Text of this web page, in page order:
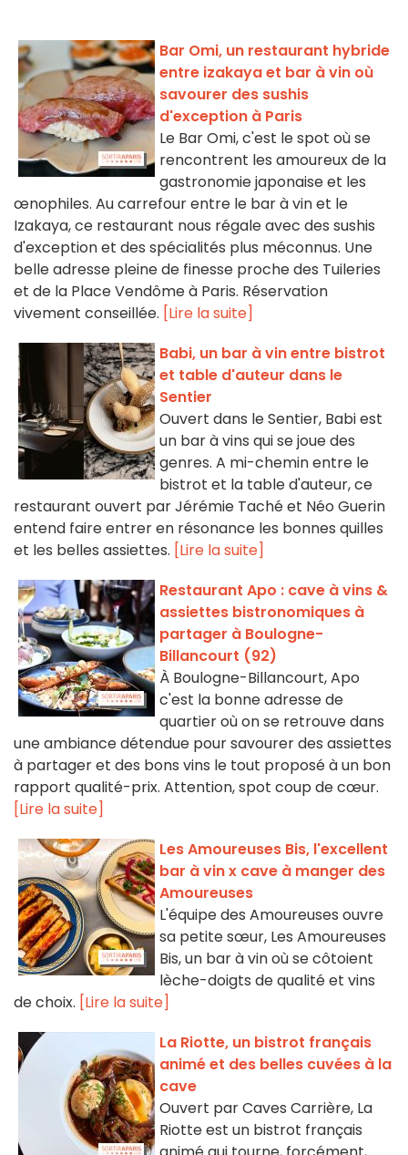
Bar Omi, un restaurant hybride
entre izakaya et bar à vin où
savourer des sushis
d'exception à Paris
Le Bar Omi, c'est le spot où se
rencontrent les amoureux de la
gastronomie japonaise et les
œnophiles. Au carrefour entre le bar à vin et le
Izakaya, ce restaurant nous régale avec des sushis
d'exception et des spécialités plus méconnus. Une
belle adresse pleine de finesse proche des Tuileries
et de la Place Vendôme à Paris. Réservation
vivement conseillée. [Lire la suite]
Babi, un bar à vin entre bistrot
et table d'auteur dans le
Sentier
Ouvert dans le Sentier, Babi est
un bar à vins qui se joue des
genres. A mi-chemin entre le
bistrot et la table d'auteur, ce
restaurant ouvert par Jérémie Taché et Néo Guerin
entend faire entrer en résonance les bonnes quilles
et les belles assiettes. [Lire la suite]
Restaurant Apo : cave à vins &
assiettes bistronomiques à
partager à Boulogne-
Billancourt (92)
À Boulogne-Billancourt, Apo
c'est la bonne adresse de
quartier où on se retrouve dans
une ambiance détendue pour savourer des assiettes
à partager et des bons vins le tout proposé à un bon
rapport qualité-prix. Attention, spot coup de cœur.
[Lire la suite]
Les Amoureuses Bis, l'excellent
bar à vin x cave à manger des
Amoureuses
L'équipe des Amoureuses ouvre
sa petite sœur, Les Amoureuses
Bis, un bar à vin où se côtoient
lèche-doigts de qualité et vins
de choix. [Lire la suite]
La Riotte, un bistrot français
animé et des belles cuvées à la
cave
Ouvert par Caves Carrière, La
Riotte est un bistrot français